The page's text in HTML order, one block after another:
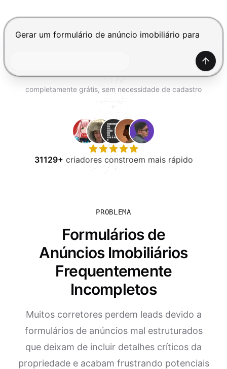
EXPERIMENTE GRÁTIS
Pressione Enter para enviar, Shift+Enter para
Gerar
completamente grátis, sem necessidade de cadastro
31129+ criadores constroem mais rápido
PROBLEMA
Formulários de
Anúncios Imobiliários
Frequentemente
Incompletos
Muitos corretores perdem leads devido a
formulários de anúncios mal estruturados
que deixam de incluir detalhes críticos da
propriedade e acabam frustrando potenciais